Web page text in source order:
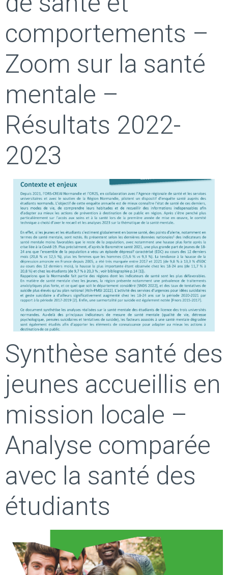
comportements –
Zoom sur la santé
mentale –
Résultats 2022-
2023
Synthèse santé des
jeunes accueillis en
mission locale –
Analyse comparée
avec la santé des
étudiants